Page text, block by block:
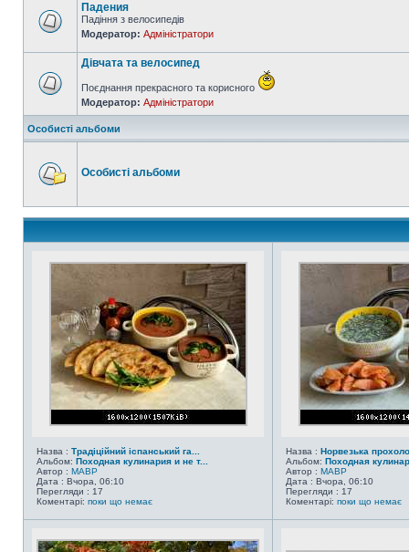
Падения
Падіння з велосипедів
Модератор: Адміністратори
Дівчата та велосипед
Поєднання прекрасного та корисного
Модератор: Адміністратори
Особисті альбоми
Особисті альбоми
Назва : Традіційний іспанський га...
Альбом: Походная кулинария и не т...
Автор : MABP
Дата : Вчора, 06:10
Перегляди : 17
Коментарі: поки що немає
Назва : Норвезька
Альбом: Походная
Автор : MABP
Дата : Вчора, 06:10
Перегляди : 17
Коментарі: поки що немає